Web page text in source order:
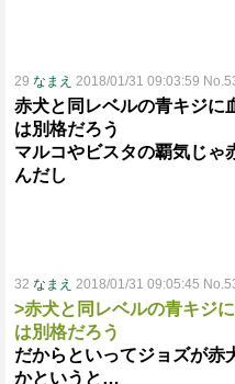
29 なまえ 2018/01/31 09:03:59
赤犬と同レベルの青キジに
は別格だろう
マルコやビスタの覇気じゃ
んだし
32 なまえ 2018/01/31 09:05:45
>赤犬と同レベルの青キジ
は別格だろう
だからといってジョズが赤
かというと…